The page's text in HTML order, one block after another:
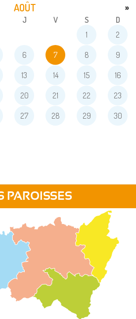
AOÛT »
J V S
D
1
2
6 7 8 9
13 14 15 16
20 21 22 23
27 28 29 30
PAROISSES